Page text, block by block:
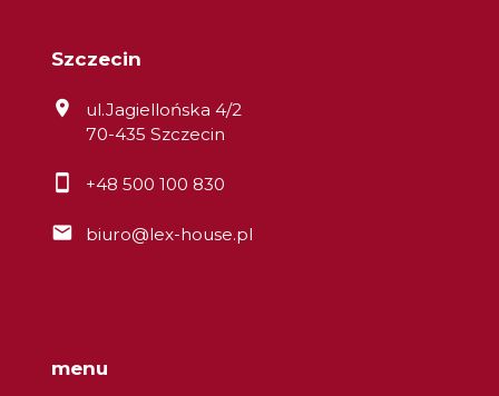
Szczecin
ul.Jagiellońska 4/2
70-435 Szczecin
+48 500 100 830
biuro@lex-house.pl
menu